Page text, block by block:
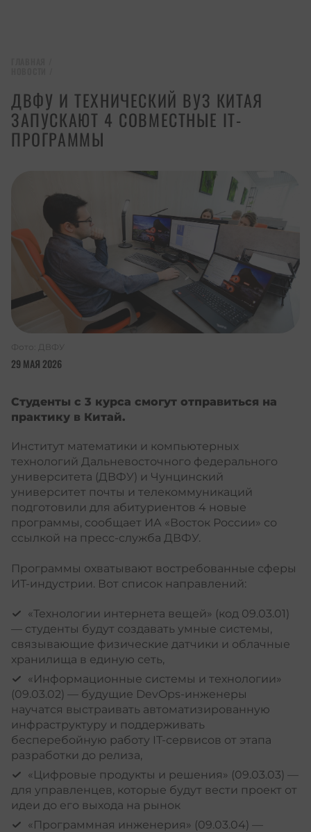
ДВФУ И ТЕХНИЧЕСКИЙ ВУЗ КИТАЯ
ЗАПУСКАЮТ 4 СОВМЕСТНЫЕ IT-
ПРОГРАММЫ
29 МАЯ 2026
Фото: ДВФУ
Студенты с 3 курса смогут отправиться на
практику в Китай.
Институт математики и компьютерных
технологий Дальневосточного федерального
университета (ДВФУ) и Чунцинский
университет почты и телекоммуникаций
подготовили для абитуриентов 4 новые
программы, сообщает ИА «Восток России» со
ссылкой на пресс-служба ДВФУ.
Программы охватывают востребованные сферы
ИТ-индустрии. Вот список направлений:
«Технологии интернета вещей» (код 09.03.01)
— студенты будут создавать умные системы,
связывающие физические датчики и облачные
хранилища в единую сеть,
«Информационные системы и технологии»
(09.03.02) — будущие DevOps-инженеры
научатся выстраивать автоматизированную
инфраструктуру и поддерживать
бесперебойную работу IT-сервисов от этапа
разработки до релиза,
«Цифровые продукты и решения» (09.03.03) —
для управленцев, которые будут вести проект от
идеи до его выхода на рынок
«Программная инженерия» (09.03.04) —